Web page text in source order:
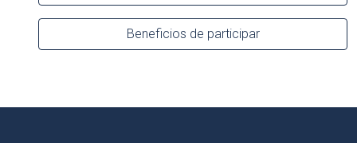
Beneficios de participar